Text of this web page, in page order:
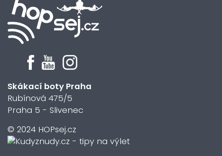
Skákací boty Praha
Rubínová 475/5
Praha 5 - Slivenec
© 2024 HOPsej.cz